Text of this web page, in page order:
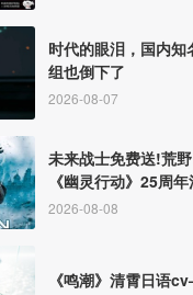
时代的眼泪，国内
组也倒下了
2026-08-07
未来战士免费送!荒
《幽灵行动》25周
2026-08-08
《鸣潮》清霄日语